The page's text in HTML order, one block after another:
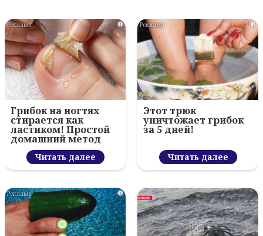
i
Грибок на ногтях
стирается как
ластиком! Простой
домашний метод
Читать далее
i
Этот трюк
уничтожает грибок
за 5 дней!
Читать далее
i